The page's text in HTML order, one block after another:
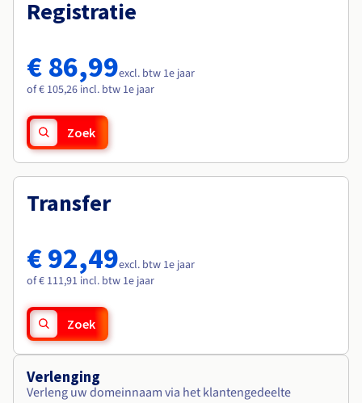
Tarieven
Roadmap & Changelog
Monitoring
Roadmap & Changelog
Roadmap & Changelog
Roadmap & Changelog
Roadmap & Changelog
Registratie
€ 86,99excl. btw 1e jaar
of € 105,26 incl. btw 1e jaar
Zoek
Transfer
€ 92,49excl. btw 1e jaar
of € 111,91 incl. btw 1e jaar
Zoek
Verlenging
Verleng uw domeinnaam via het klantengedeelte